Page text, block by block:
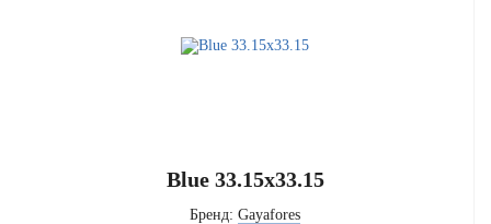
Blue 33.15x33.15
Бренд: Gayafores